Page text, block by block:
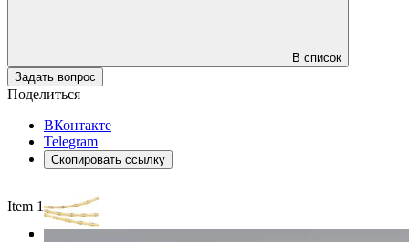
В список
Задать вопрос
Поделиться
ВКонтакте
Telegram
Скопировать ссылку
Item 1 of 3